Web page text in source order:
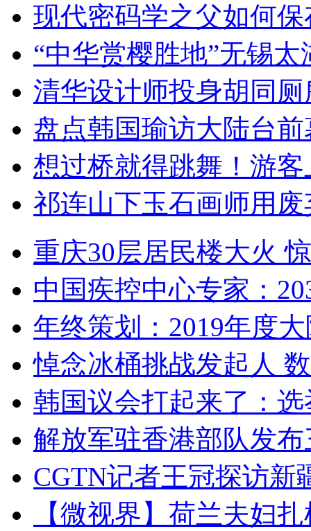
现代密码学之父如何
“中华赏樱胜地”无锡
清华设计师投身胡同
盘点韩国瑜访大陆台
想过桥就得跳舞！游客
祁连山下玉石画师用
重庆30层居民楼大火
中国疾控中心专家：
年终策划：2019年度
悼念冰桶挑战发起人
韩国议会打起来了：
解放军驻香港部队发
CGTN记者王冠探访新
【微视界】荷兰夫妇